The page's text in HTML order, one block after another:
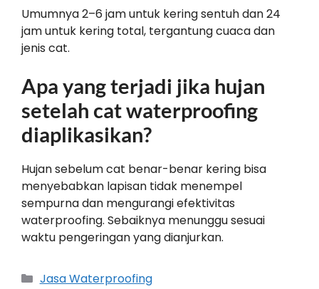
Umumnya 2–6 jam untuk kering sentuh dan 24
jam untuk kering total, tergantung cuaca dan
jenis cat.
Apa yang terjadi jika hujan
setelah cat waterproofing
diaplikasikan?
Hujan sebelum cat benar-benar kering bisa
menyebabkan lapisan tidak menempel
sempurna dan mengurangi efektivitas
waterproofing. Sebaiknya menunggu sesuai
waktu pengeringan yang dianjurkan.
Jasa Waterproofing